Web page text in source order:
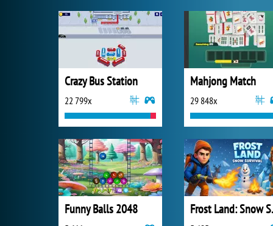
Crazy Bus Station
22 799x
Mahjong Match
29 848x
Funny Balls 2048